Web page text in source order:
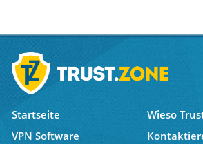
Startseite
Wieso
VPN Software